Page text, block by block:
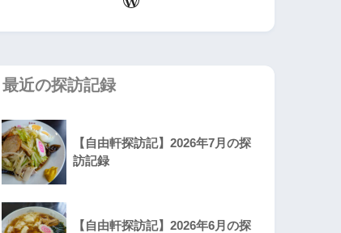
最近の探訪記録
【自由軒探訪記】2026年7月の探
訪記録
【自由軒探訪記】2026年6月の探